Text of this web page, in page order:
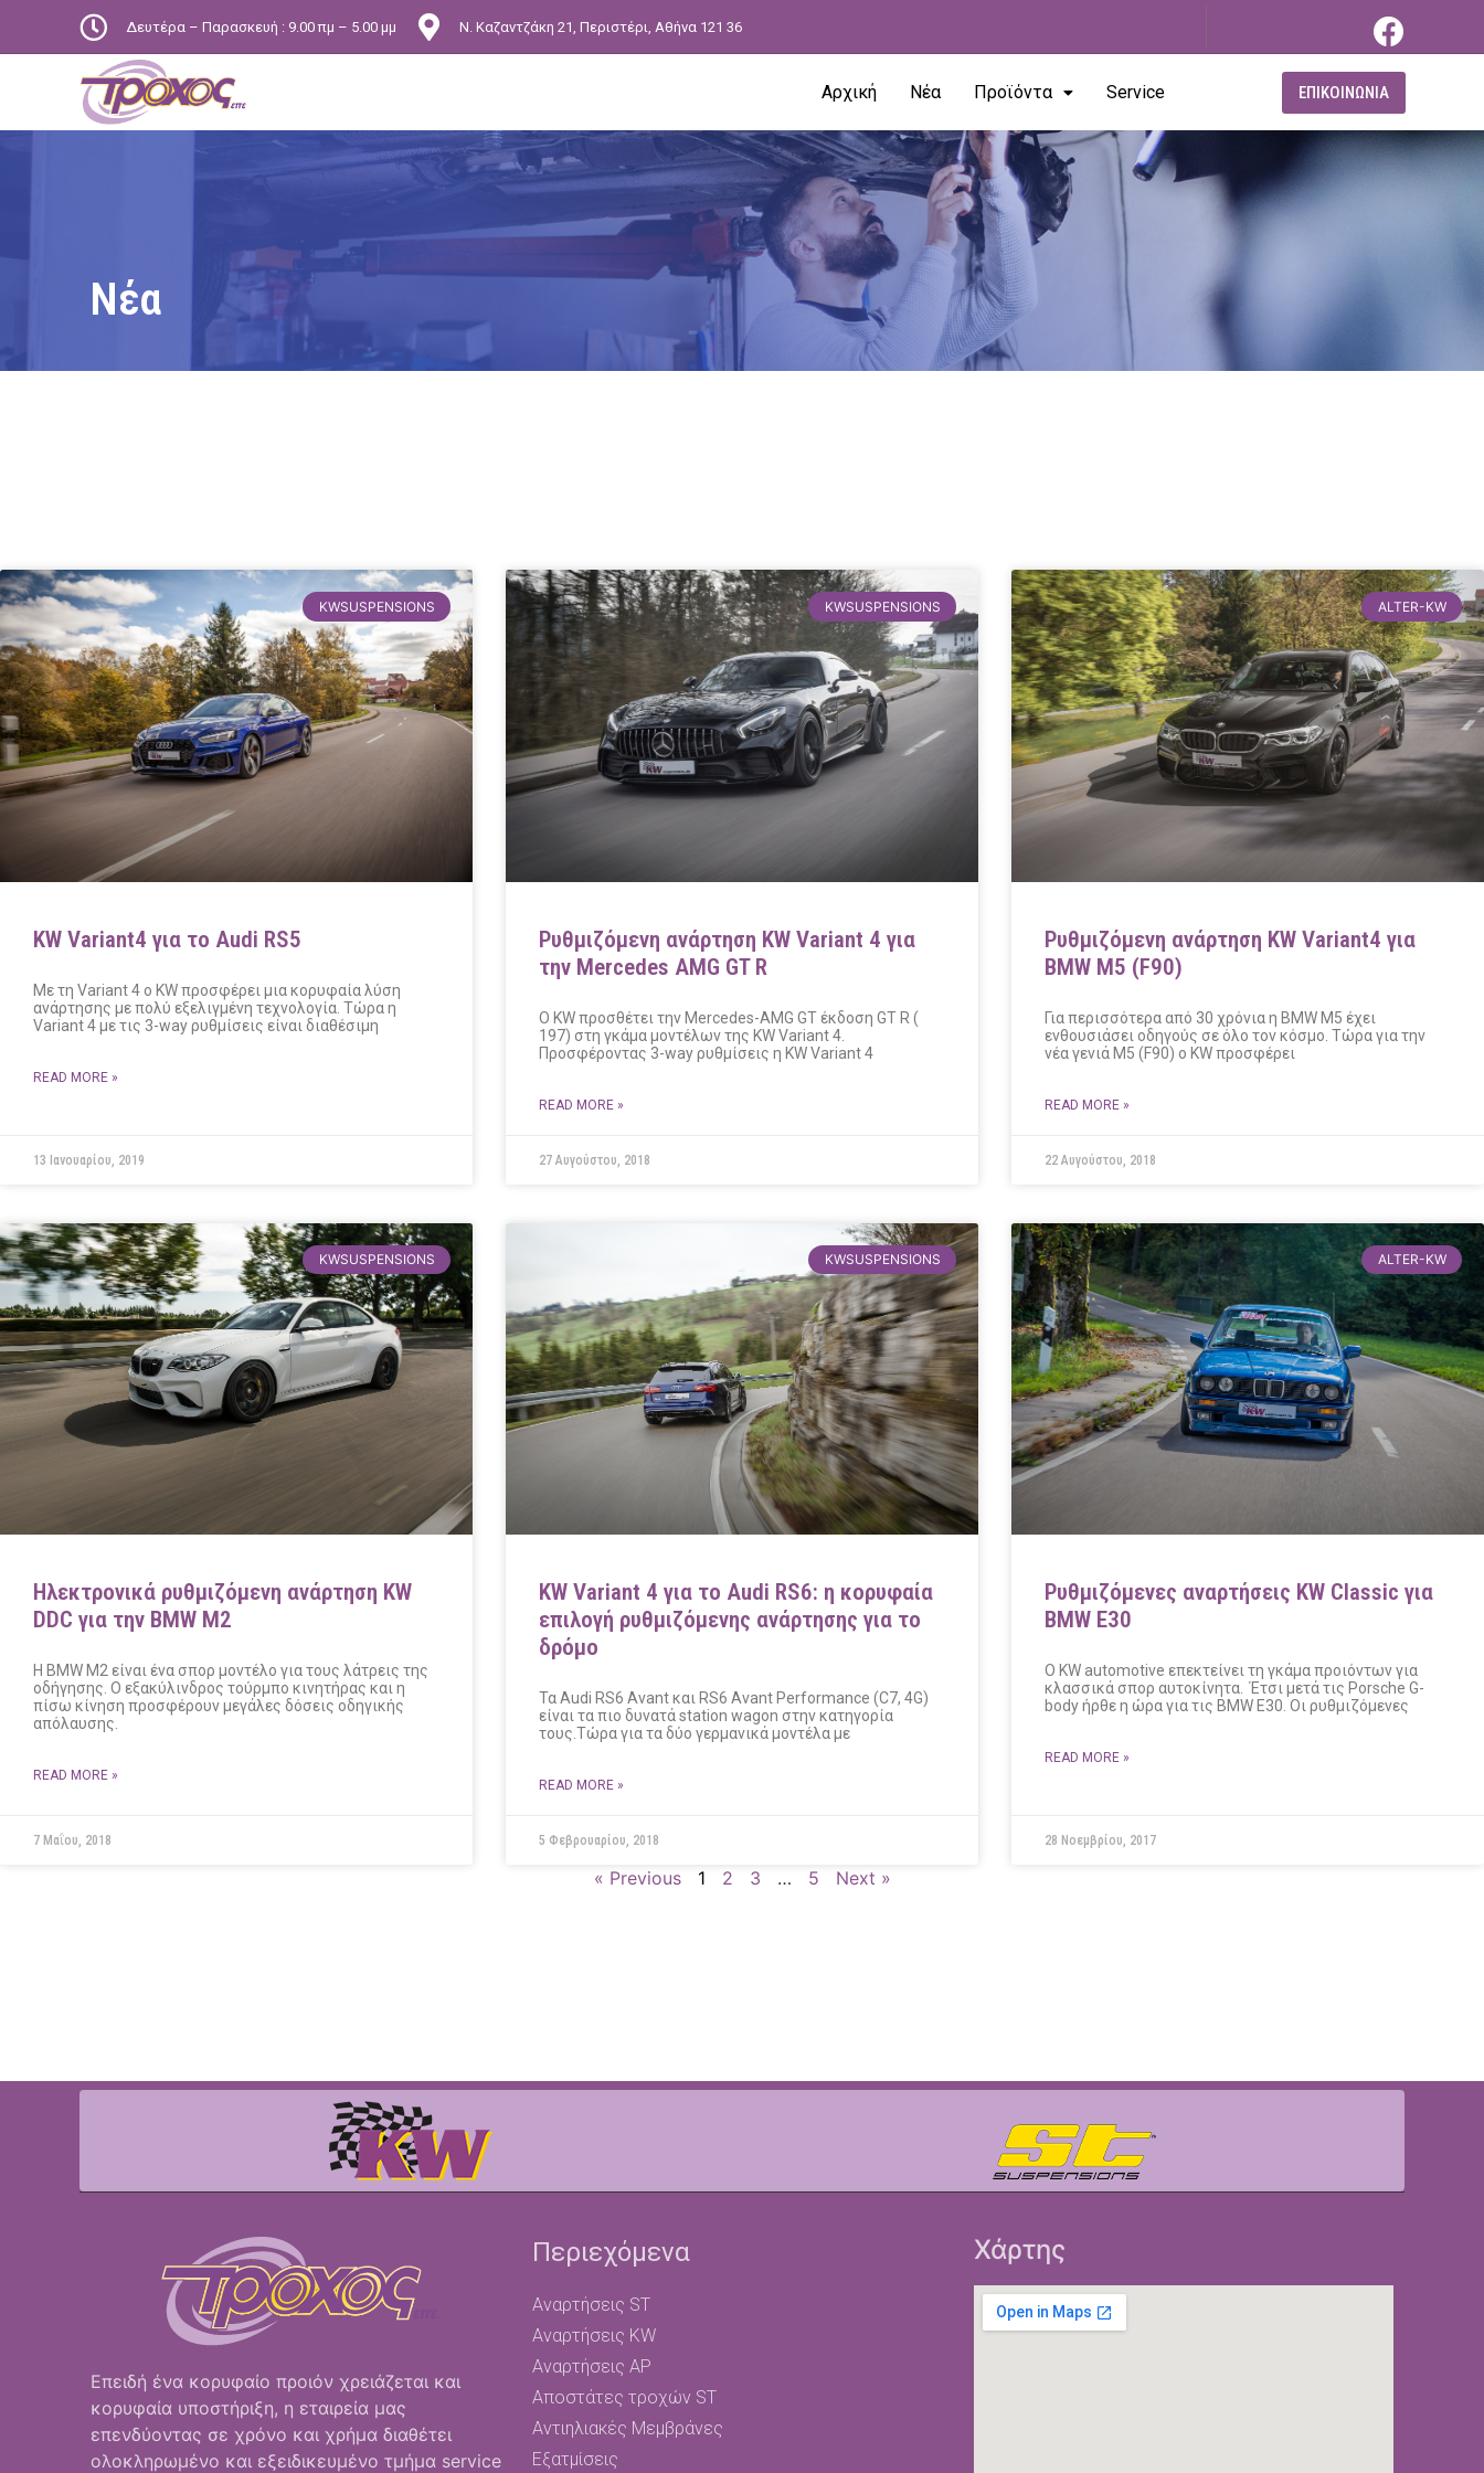
Δευτέρα – Παρασκευή : 9.00 πμ – 5.00 μμ Ν. Καζαντζάκη 21, Περιστέρι, Αθήνα 121 36
Αρχική Νέα Προϊόντα Service ΕΠΙΚΟΙΝΩΝΙΑ
Νέα
KWSUSPENSIONS
KW Variant4 για το Audi RS5
Με τη Variant 4 ο KW προσφέρει μια κορυφαία λύση
ανάρτησης με πολύ εξελιγμένη τεχνολογία. Τώρα η
Variant 4 με τις 3-way ρυθμίσεις είναι διαθέσιμη
READ MORE »
13 Ιανουαρίου, 2019
KWSUSPENSIONS
Ρυθμιζόμενη ανάρτηση KW Variant 4 για
την Mercedes AMG GT R
O KW προσθέτει την Mercedes-AMG GT έκδοση GT R (
197) στη γκάμα μοντέλων της KW Variant 4.
Προσφέροντας 3-way ρυθμίσεις η KW Variant 4
READ MORE »
27 Αυγούστου, 2018
ALTER-KW
Ρυθμιζόμενη ανάρτηση KW Variant4 για
BMW M5 (F90)
Για περισσότερα από 30 χρόνια η BMW M5 έχει
ενθουσιάσει οδηγούς σε όλο τον κόσμο. Τώρα για την
νέα γενιά Μ5 (F90) ο KW προσφέρει
READ MORE »
22 Αυγούστου, 2018
KWSUSPENSIONS
Ηλεκτρονικά ρυθμιζόμενη ανάρτηση KW
DDC για την BMW M2
Η BMW M2 είναι ένα σπορ μοντέλο για τους λάτρεις της
οδήγησης. Ο εξακύλινδρος τούρμπο κινητήρας και η
πίσω κίνηση προσφέρουν μεγάλες δόσεις οδηγικής
απόλαυσης.
READ MORE »
7 Μαΐου, 2018
KWSUSPENSIONS
KW Variant 4 για το Audi RS6: η κορυφαία
επιλογή ρυθμιζόμενης ανάρτησης για το
δρόμο
Τα Audi RS6 Avant και RS6 Avant Performance (C7, 4G)
είναι τα πιο δυνατά station wagon στην κατηγορία
τους.Τώρα για τα δύο γερμανικά μοντέλα με
READ MORE »
5 Φεβρουαρίου, 2018
ALTER-KW
Ρυθμιζόμενες αναρτήσεις KW Classic για
BMW E30
Ο KW automotive επεκτείνει τη γκάμα προιόντων για
κλασσικά σπορ αυτοκίνητα. Έτσι μετά τις Porsche G-
body ήρθε η ώρα για τις BMW E30. Οι ρυθμιζόμενες
READ MORE »
28 Νοεμβρίου, 2017
« Previous 1 2 3 … 5 Next »
Επειδή ένα κορυφαίο προιόν χρειάζεται και
κορυφαία υποστήριξη, η εταιρεία μας
επενδύοντας σε χρόνο και χρήμα διαθέτει
ολοκληρωμένο και εξειδικευμένο τμήμα service
Περιεχόμενα
Αναρτήσεις ST
Αναρτήσεις KW
Αναρτήσεις AP
Αποστάτες τροχών ST
Αντιηλιακές Μεμβράνες
Εξατμίσεις
Χάρτης